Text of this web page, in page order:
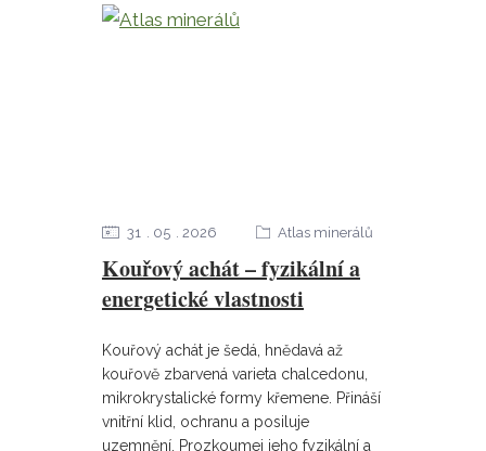
Kouřový achát – fyzikální a
energetické vlastnosti
31 05 2026 Atlas minerálů
Kouřový achát je šedá, hnědavá až
kouřově zbarvená varieta chalcedonu,
mikrokrystalické formy křemene. Přináší
vnitřní klid, ochranu a posiluje
uzemnění. Prozkoumej jeho fyzikální a